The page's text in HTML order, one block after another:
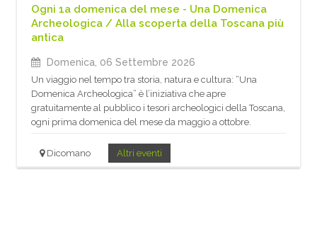
Ogni 1a domenica del mese - Una Domenica
Archeologica / Alla scoperta della Toscana più
antica
Domenica, 06 Settembre 2026
Un viaggio nel tempo tra storia, natura e cultura: “Una
Domenica Archeologica” è l’iniziativa che apre
gratuitamente al pubblico i tesori archeologici della Toscana,
ogni prima domenica del mese da maggio a ottobre.
Dicomano Altri eventi